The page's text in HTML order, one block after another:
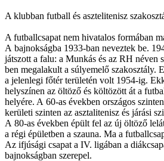
A klubban futball és asztelitenisz
A futballcsapat nem hivatalos formában
A bajnokságba 1933-ban neveztek be.
játszott a falu: a Munkás és az RH néven
ben megalakult a súlyemelő szakosztály.
a jelenlegi főtér területén volt 1954-ig.
helyszínen az öltöző és költözött át a
helyére. A 60-as években országos
kerületi szinten az asztalitenisz és járási
A 80-as években épült fel az új öltöző
a régi épületben a szauna. Ma a
Az ifjúsági csapat a IV. ligában a
bajnokságban szerepel.